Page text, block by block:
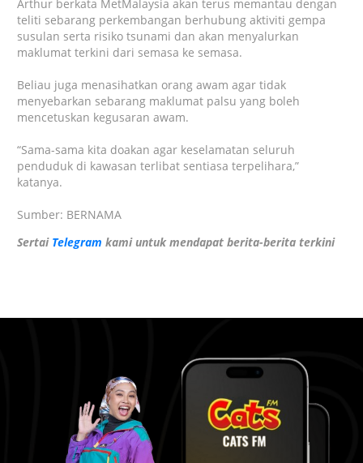
Arthur berkata MetMalaysia akan terus memantau dengan
teliti sebarang perkembangan berhubung aktiviti gempa
susulan serta risiko tsunami dan akan menyalurkan
maklumat terkini dari semasa ke semasa.
Beliau juga menasihatkan orang awam agar tidak
menyebarkan sebarang maklumat palsu yang boleh
mencetuskan kegusaran awam.
“Sama-sama kita doakan agar keselamatan seluruh
penduduk di kawasan terlibat sentiasa terpelihara,”
katanya.
Sumber: BERNAMA
Sertai Telegram kami untuk mendapat berita-berita terkini